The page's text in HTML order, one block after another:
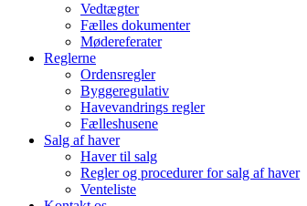
Vedtægter
Fælles dokumenter
Mødereferater
Reglerne
Ordensregler
Byggeregulativ
Havevandrings regler
Fælleshusene
Salg af haver
Haver til salg
Regler og procedurer for salg af haver
Venteliste